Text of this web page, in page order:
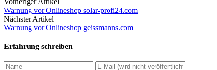
Vorheriger Artikel
Warnung vor Onlineshop solar-profi24.com
Nächster Artikel
Warnung vor Onlineshop geissmanns.com
Erfahrung schreiben